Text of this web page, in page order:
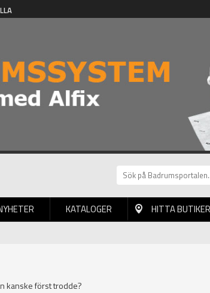
KATALOGER HITTA BUTIKER
kanske först trodde?